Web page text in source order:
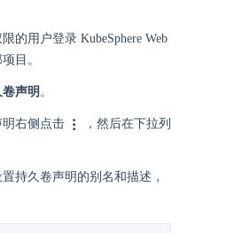
的用户登录 KubeSphere Web
目。
声明。
右侧点击
，然后在下拉列
持久卷声明的别名和描述，